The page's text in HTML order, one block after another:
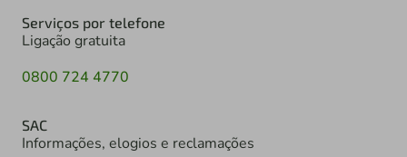
Serviços por telefone
Ligação gratuita
0800 724 4770
SAC
Informações, elogios e reclamações